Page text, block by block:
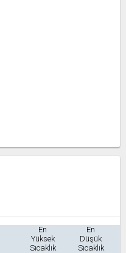
En
Yüksek
Sıcaklık
En
Düşük
Sıcaklık